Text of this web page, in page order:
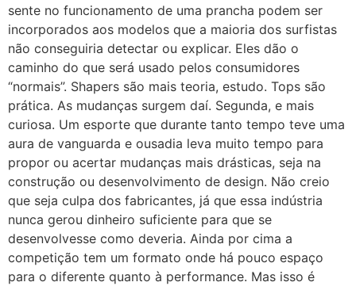
sente no funcionamento de uma prancha podem ser
incorporados aos modelos que a maioria dos surfistas
não conseguiria detectar ou explicar. Eles dão o
caminho do que será usado pelos consumidores
“normais”. Shapers são mais teoria, estudo. Tops são
prática. As mudanças surgem daí. Segunda, e mais
curiosa. Um esporte que durante tanto tempo teve uma
aura de vanguarda e ousadia leva muito tempo para
propor ou acertar mudanças mais drásticas, seja na
construção ou desenvolvimento de design. Não creio
que seja culpa dos fabricantes, já que essa indústria
nunca gerou dinheiro suficiente para que se
desenvolvesse como deveria. Ainda por cima a
competição tem um formato onde há pouco espaço
para o diferente quanto à performance. Mas isso é